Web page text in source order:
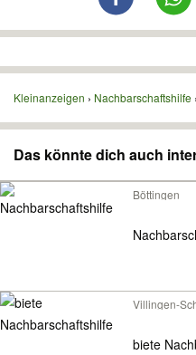
Kleinanzeigen Nachbarschaftshilfe
Das könnte dich auch
Böttingen
Villingen-
biete